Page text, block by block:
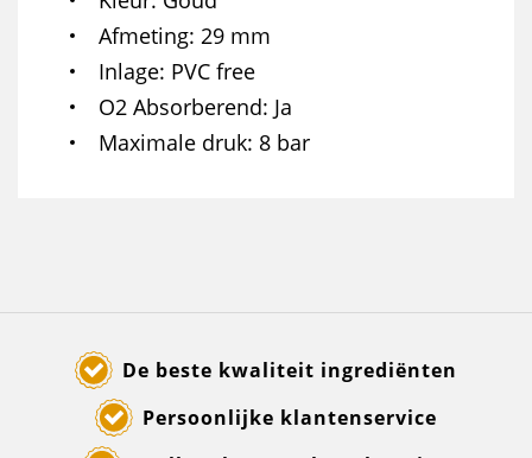
Afmeting 29 mm
Inlage PVC free
O2 Absorberend Ja
Maximale druk 8 bar
De beste kwaliteit ingrediënten
Persoonlijke klantenservice